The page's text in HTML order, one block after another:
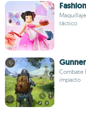
táctico
Combate
impacto